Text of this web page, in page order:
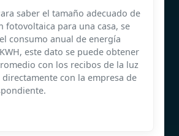
saber el tamaño adecuado de
fotovoltaica para una casa, se
consumo anual de energía
este dato se puede obtener
con los recibos de la luz
con la empresa de